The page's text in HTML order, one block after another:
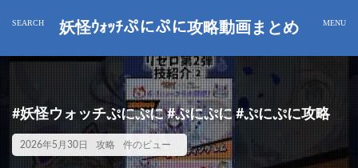
妖怪ｳｫｯﾁぷにぷに攻略動画まとめ
#妖怪ウォッチぷにぷに #ぷにぷに #ぷにぷに攻略
2026年5月30日 攻略 件のビュー